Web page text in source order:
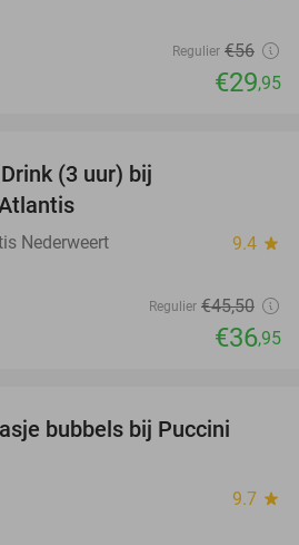
Regulier €56
€29,95
(3 uur) bij
Nederweert 9.4 star
Regulier €45,50
€36,95
bubbels bij Puccini
9.7 star